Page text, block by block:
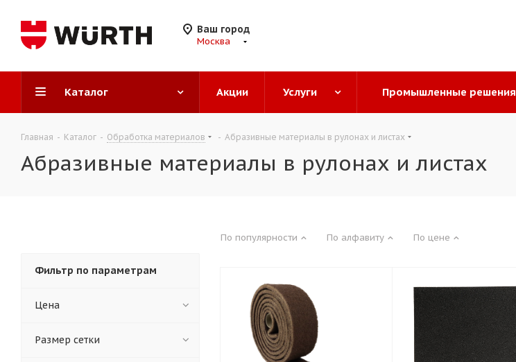
Ваш город
Москва
Каталог Акции Услуги Промышленные решения
Главная - Каталог - Обработка материалов - Абразивные материалы в рулонах и листах
Абразивные материалы в рулонах и листах
По популярности По алфавиту По цене
Фильтр по параметрам
Цена
Размер сетки